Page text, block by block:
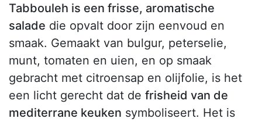
Tabbouleh is een frisse, aromatische
salade die opvalt door zijn eenvoud en
smaak. Gemaakt van bulgur, peterselie,
munt, tomaten en uien, en op smaak
gebracht met citroensap en olijfolie, is het
een licht gerecht dat de frisheid van de
mediterrane keuken symboliseert. Het is